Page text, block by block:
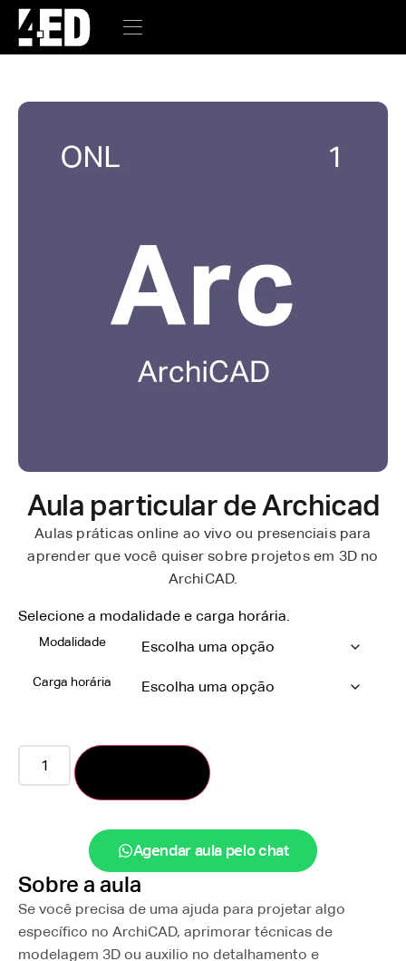
Aula particular de Archicad
Aulas práticas online ao vivo ou presenciais para
aprender que você quiser sobre projetos em 3D no
ArchiCAD.
Selecione a modalidade e carga horária.​
Modalidade
Carga horária
Agendar aula pelo chat
Sobre a aula
Se você precisa de uma ajuda para projetar algo
específico no ArchiCAD, aprimorar técnicas de
modelagem 3D ou auxilio no detalhamento e